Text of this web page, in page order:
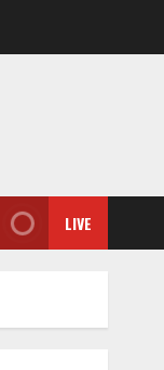
LIVE